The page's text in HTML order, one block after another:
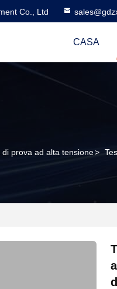
Co., Ltd
CASA
prova ad alta tensione>